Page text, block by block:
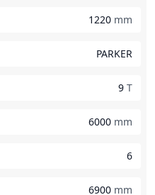
1220 mm
PARKER
9 T
6000 mm
6
6900 mm